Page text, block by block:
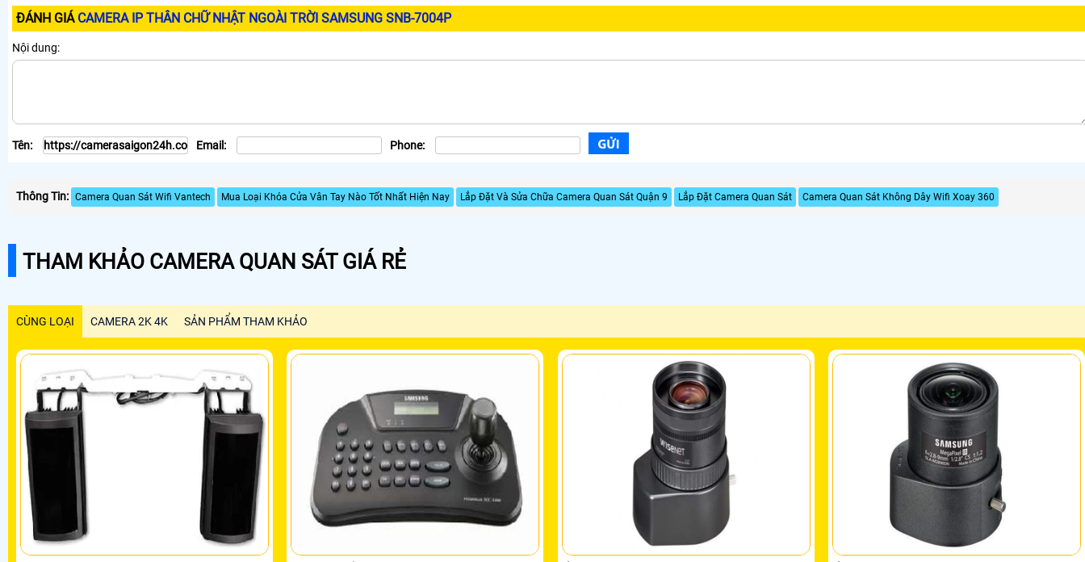
ĐÁNH GIÁ CAMERA IP THÂN CHỮ NHẬT NGOÀI TRỜI SAMSUNG SNB-7004P
Nội dung:
Tên: Email: Phone:
Thông Tin: Camera Quan Sát Wifi Vantech Mua Loại Khóa Cửa Vân Tay Nào Tốt Nhất Hiện Nay Lắp Đặt Và Sửa Chữa Camera Quan Sát Quận 9 Lắp Đặt Camera Quan Sát Camera Quan Sát Không Dây Wifi Xoay 360
THAM KHẢO CAMERA QUAN SÁT GIÁ RẺ
CÙNG LOẠI CAMERA 2K 4K SẢN PHẨM THAM KHẢO